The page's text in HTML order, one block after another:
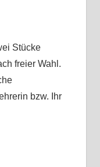
Stücke
freier Wahl.
bzw. Ihr